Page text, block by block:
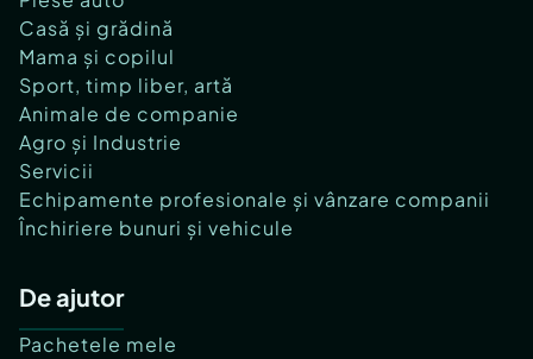
Casă și grădină
Mama și copilul
Sport, timp liber, artă
Animale de companie
Agro și Industrie
Servicii
Echipamente profesionale și vânzare companii
Închiriere bunuri și vehicule
De ajutor
Pachetele mele